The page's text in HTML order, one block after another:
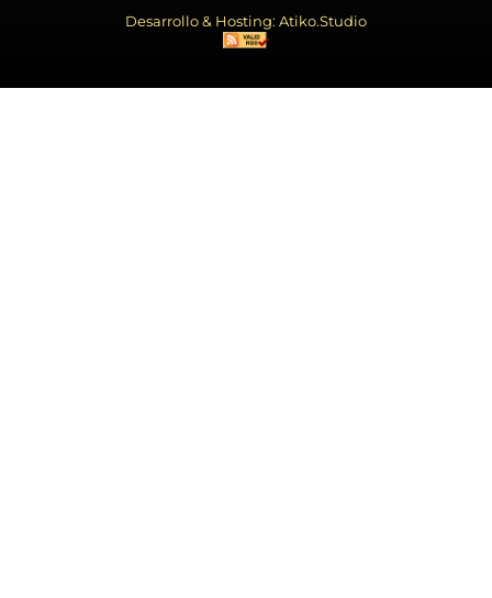
Desarrollo & Hosting: Atiko.Studio